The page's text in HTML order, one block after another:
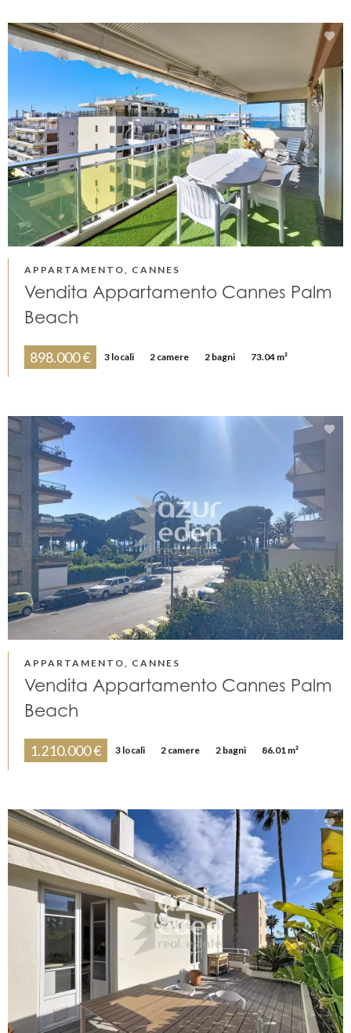
APPARTAMENTO, CANNES
Vendita Appartamento Cannes Palm
Beach
898.000 € 3 locali 2 camere 2 bagni 73.04 m²
APPARTAMENTO, CANNES
Vendita Appartamento Cannes Palm
Beach
1.210.000 € 3 locali 2 camere 2 bagni 86.01 m²